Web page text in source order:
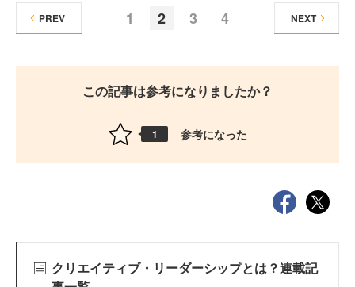
1 2 3 4
PREV NEXT
この記事は参考になりましたか？
1 参考になった
クリエイティブ・リーダーシップとは？連載記